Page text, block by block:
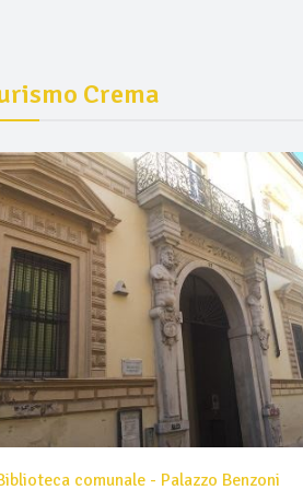
Crema
comunale - Palazzo Benzoni